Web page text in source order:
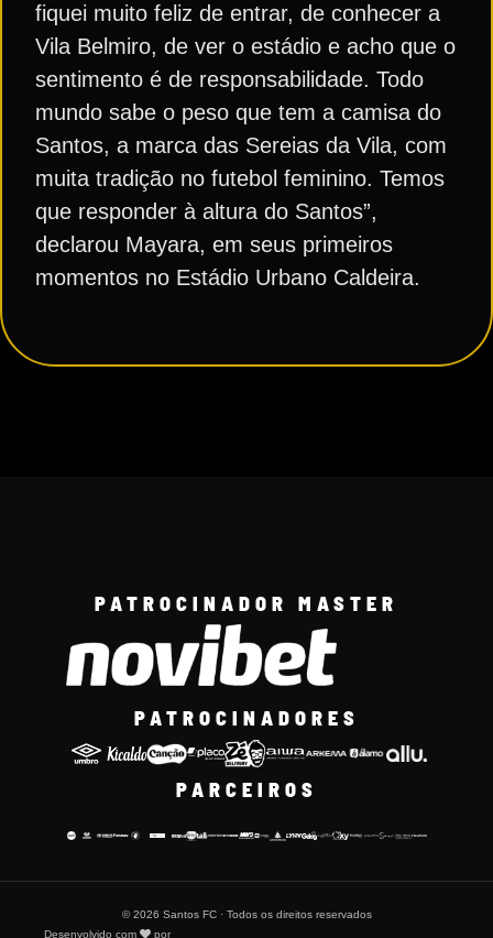
fiquei muito feliz de entrar, de conhecer a
Vila Belmiro, de ver o estádio e acho que o
sentimento é de responsabilidade. Todo
mundo sabe o peso que tem a camisa do
Santos, a marca das Sereias da Vila, com
muita tradição no futebol feminino. Temos
que responder à altura do Santos”,
declarou Mayara, em seus primeiros
momentos no Estádio Urbano Caldeira.
PATROCINADOR MASTER
PATROCINADORES
PARCEIROS
© 2026 Santos FC · Todos os direitos reservados
Desenvolvido com
por